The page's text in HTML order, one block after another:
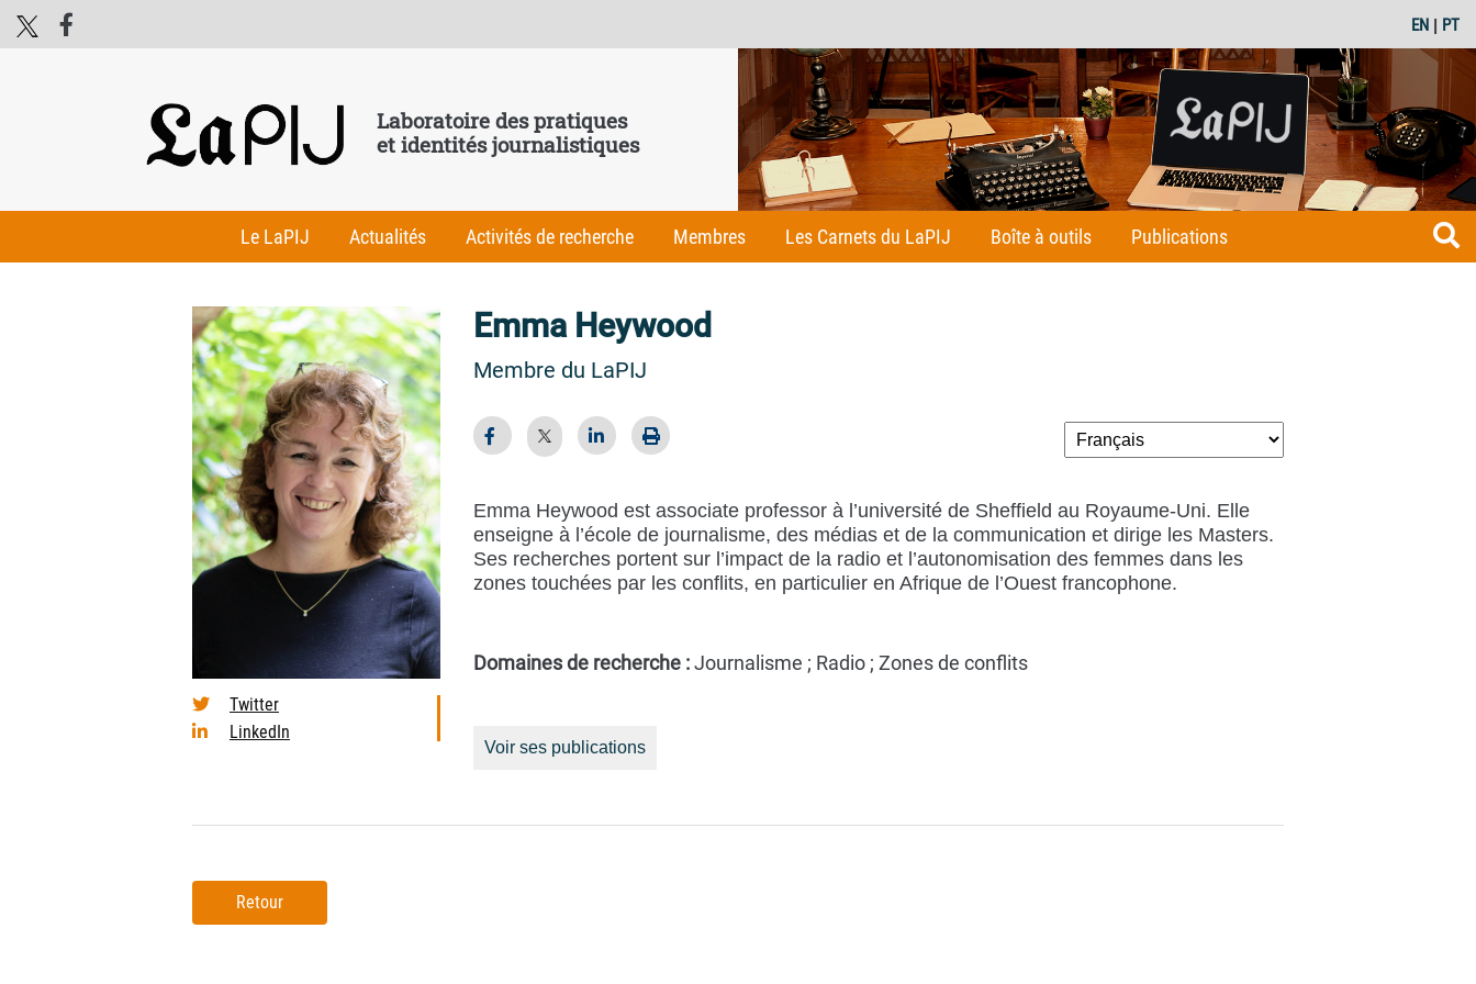
EN | PT
Laboratoire des pratiques
et identités journalistiques
Le LaPIJ Actualités Activités de recherche Membres Les Carnets du LaPIJ Boîte à outils Publications
Twitter
LinkedIn
Emma Heywood
Membre du LaPIJ
Emma Heywood est associate professor à l’université de Sheffield au Royaume-Uni. Elle
enseigne à l’école de journalisme, des médias et de la communication et dirige les Masters.
Ses recherches portent sur l’impact de la radio et l’autonomisation des femmes dans les
zones touchées par les conflits, en particulier en Afrique de l’Ouest francophone.
Domaines de recherche :Journalisme ; Radio ; Zones de conflits
Voir ses publications
Retour